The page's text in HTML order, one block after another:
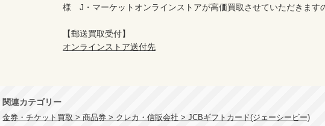
様　J・マーケットオンラインストアが高価買取させていただきます
オンラインストア送付先
関連カテゴリー
金券・チケット買取 > 商品券 > クレカ・信販会社 > JCBギフトカード(ジェーシービー)